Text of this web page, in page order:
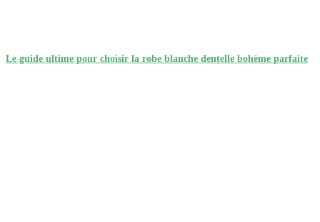
Le guide ultime pour choisir la robe blanche dentelle bohème parfaite